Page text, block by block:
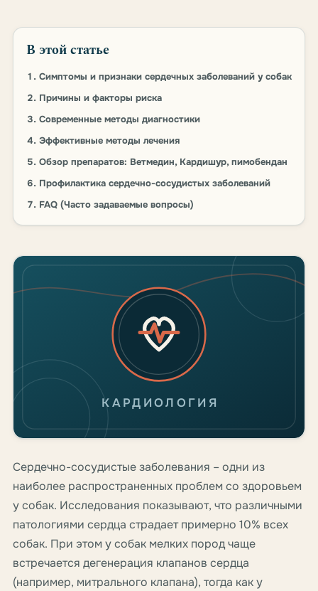
В этой статье
Симптомы и признаки сердечных заболеваний у собак
Причины и факторы риска
Современные методы диагностики
Эффективные методы лечения
Обзор препаратов: Ветмедин, Кардишур, пимобендан
Профилактика сердечно-сосудистых заболеваний
FAQ (Часто задаваемые вопросы)
КАРДИОЛОГИЯ
Сердечно-сосудистые заболевания – одни из
наиболее распространенных проблем со здоровьем
у собак. Исследования показывают, что различными
патологиями сердца страдает примерно 10% всех
собак. При этом у собак мелких пород чаще
встречается дегенерация клапанов сердца
(например, митрального клапана), тогда как у